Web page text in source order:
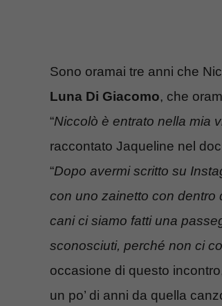
Sono oramai tre anni che
Luna Di Giacomo, che
“Niccolò è entrato nella mia
raccontato Jaqueline nel
“Dopo avermi scritto su
con uno zainetto con dentro
cani ci siamo fatti una
sconosciuti, perché non ci
occasione di questo
un po’ di anni da quella